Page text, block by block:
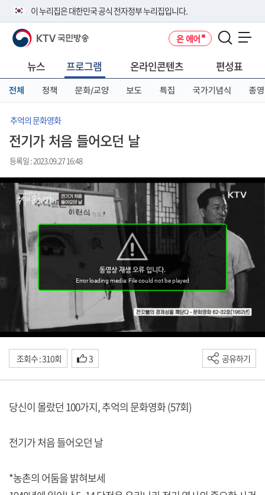
이 누리집은 대한민국 공식 전자정부 누리집입니다.
공식 누리집 주소 확인하기
니다.
이밖에 or.kr 또는 .kr등 다른 도메인 주소를 사용하고 있다면 아래 URL에
서 도메인 주소를 확인해 보세요
KTV 국민방송 온 에어
뉴스 프로그램 온라인콘텐츠 편성표
전체 정책 문화/교양 보도 특집 국가기념식 종영
추억의 문화영화
전기가 처음 들어오던 날
등록일 : 2023.09.27 16:48
조회수 : 310회 3 공유하기
당신이 몰랐던 100가지, 추억의 문화영화 (57회)
전기가 처음 들어오던 날
*농촌의 어둠을 밝혀보세